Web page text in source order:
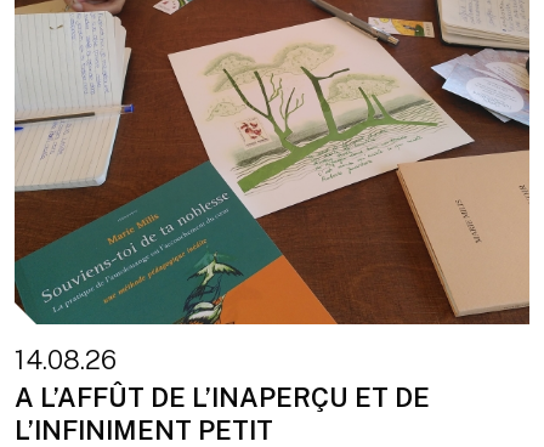
14.08.26
A L’AFFÛT DE L’INAPERÇU ET DE
L’INFINIMENT PETIT